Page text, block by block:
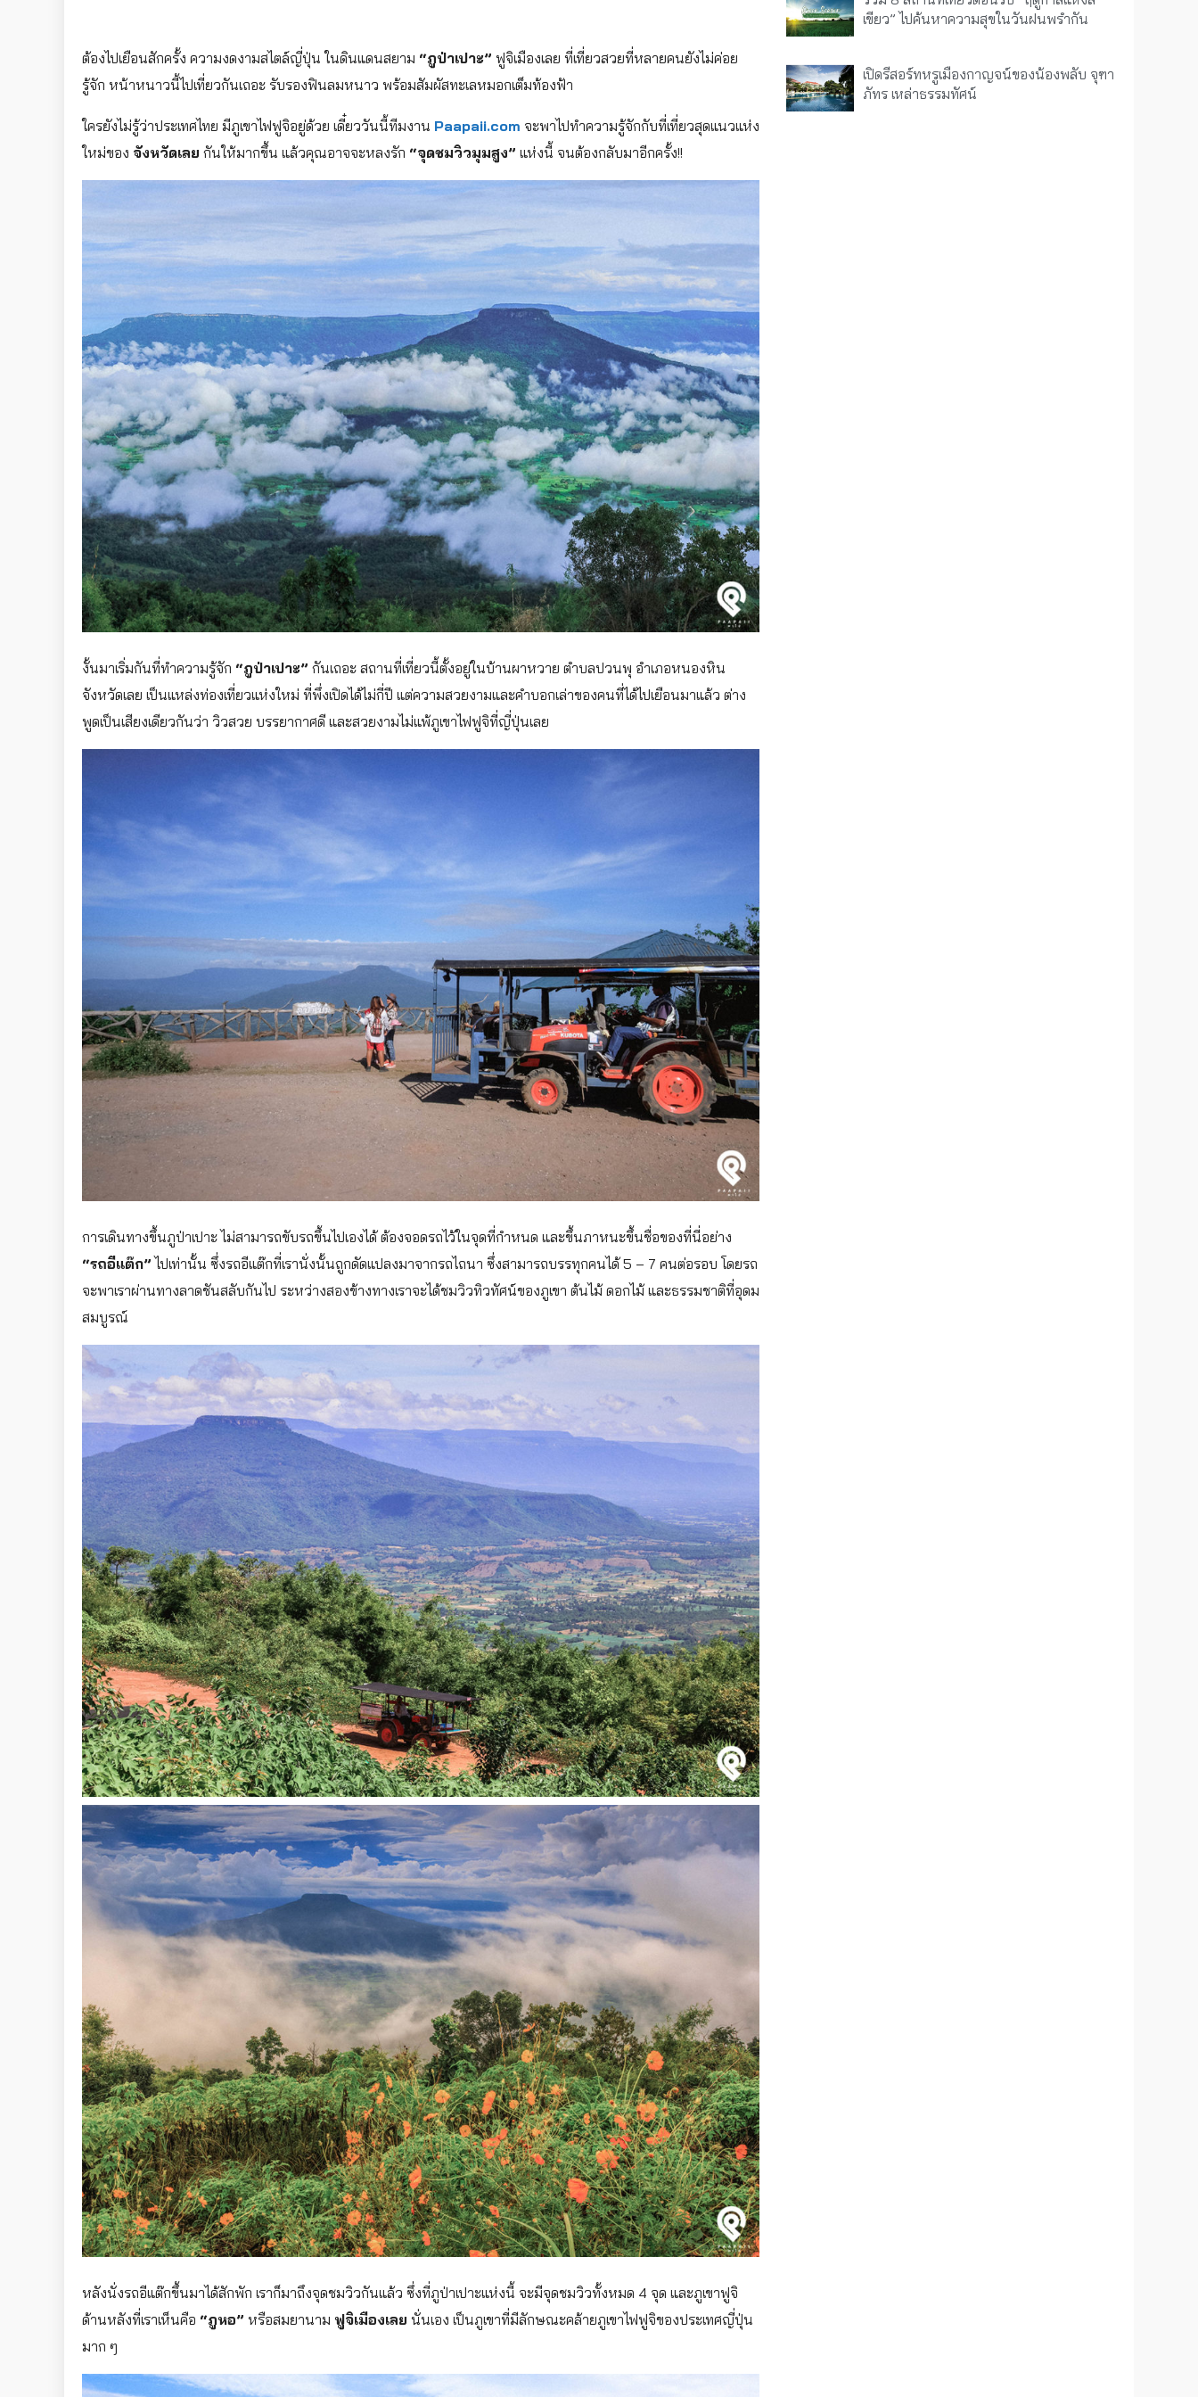
ต้องไปเยือนสักครั้ง ความงดงามสไตล์ญี่ปุ่น ในดินแดนสยาม “ภูป่าเปาะ” ฟูจิเมืองเลย ที่เที่ยวสวยที่หลายคนยังไม่ค่อย
รู้จัก หน้าหนาวนี้ไปเที่ยวกันเถอะ รับรองฟินลมหนาว พร้อมสัมผัสทะเลหมอกเต็มท้องฟ้า
ใครยังไม่รู้ว่าประเทศไทย มีภูเขาไฟฟูจิอยู่ด้วย เดี๋ยววันนี้ทีมงาน Paapaii.com จะพาไปทำความรู้จักกับที่เที่ยวสุดแนวแห่ง
ใหม่ของ จังหวัดเลย กันให้มากขึ้น แล้วคุณอาจจะหลงรัก “จุดชมวิวมุมสูง” แห่งนี้ จนต้องกลับมาอีกครั้ง!!
งั้นมาเริ่มกันที่ทำความรู้จัก “ภูป่าเปาะ” กันเถอะ สถานที่เที่ยวนี้ตั้งอยู่ในบ้านผาหวาย ตำบลปวนพุ อำเภอหนองหิน
จังหวัดเลย เป็นแหล่งท่องเที่ยวแห่งใหม่ ที่พึ่งเปิดได้ไม่กี่ปี แต่ความสวยงามและคำบอกเล่าของคนที่ได้ไปเยือนมาแล้ว ต่าง
พูดเป็นเสียงเดียวกันว่า วิวสวย บรรยากาศดี และสวยงามไม่แพ้ภูเขาไฟฟูจิที่ญี่ปุ่นเลย
การเดินทางขึ้นภูป่าเปาะ ไม่สามารถขับรถขึ้นไปเองได้ ต้องจอดรถไว้ในจุดที่กำหนด และขึ้นภาหนะขึ้นชื่อของที่นี่อย่าง
“รถอีแต๊ก” ไปเท่านั้น ซึ่งรถอีแต๊กที่เรานั่งนั้นถูกดัดแปลงมาจากรถไถนา ซึ่งสามารถบรรทุกคนได้ 5 – 7 คนต่อรอบ โดยรถ
จะพาเราผ่านทางลาดชันสลับกันไป ระหว่างสองข้างทางเราจะได้ชมวิวทิวทัศน์ของภูเขา ต้นไม้ ดอกไม้ และธรรมชาติที่อุดม
สมบูรณ์
หลังนั่งรถอีแต๊กขึ้นมาได้สักพัก เราก็มาถึงจุดชมวิวกันแล้ว ซึ่งที่ภูป่าเปาะแห่งนี้ จะมีจุดชมวิวทั้งหมด 4 จุด และภูเขาฟูจิ
ด้านหลังที่เราเห็นคือ “ภูหอ” หรือสมยานาม ฟูจิเมืองเลย นั่นเอง เป็นภูเขาที่มีลักษณะคล้ายภูเขาไฟฟูจิของประเทศญี่ปุ่น
มาก ๆ
เขียว” ไปค้นหาความสุขในวันฝนพรำกัน
เปิดรีสอร์ทหรูเมืองกาญจน์ของน้องพลับ จุฑา
ภัทร เหล่าธรรมทัศน์